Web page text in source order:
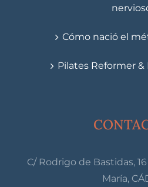
Cómo nació el
Pilates Reformer &
C/ Rodrigo de Bastidas,
María,